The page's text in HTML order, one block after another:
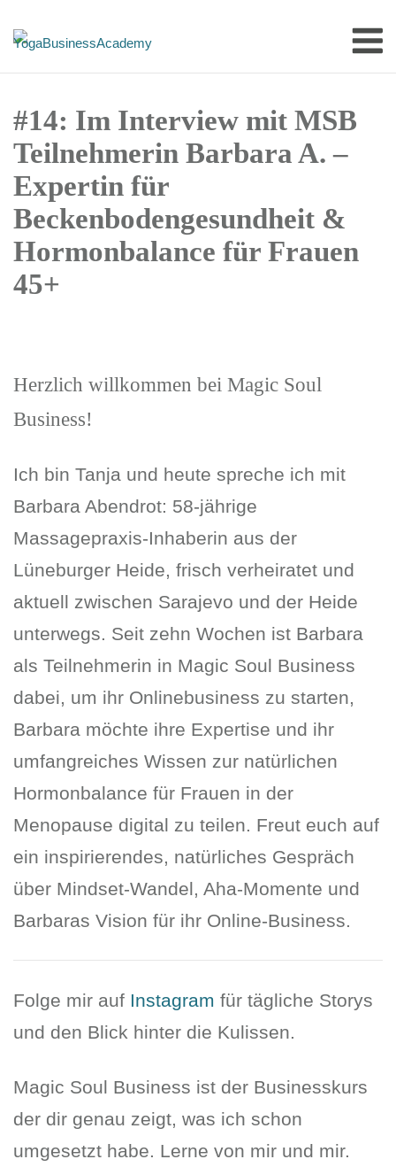
content
#14: Im Interview mit MSB
Teilnehmerin Barbara A. –
Expertin für
Beckenbodengesundheit &
Hormonbalance für Frauen
45+
Herzlich willkommen bei Magic Soul
Business!
Ich bin Tanja und heute spreche ich mit
Barbara Abendrot: 58-jährige
Massagepraxis-Inhaberin aus der
Lüneburger Heide, frisch verheiratet und
aktuell zwischen Sarajevo und der Heide
unterwegs. Seit zehn Wochen ist Barbara
als Teilnehmerin in Magic Soul Business
dabei, um ihr Onlinebusiness zu starten,
Barbara möchte ihre Expertise und ihr
umfangreiches Wissen zur natürlichen
Hormonbalance für Frauen in der
Menopause digital zu teilen. Freut euch auf
ein inspirierendes, natürliches Gespräch
über Mindset-Wandel, Aha-Momente und
Barbaras Vision für ihr Online-Business.
Folge mir auf Instagram für tägliche Storys
und den Blick hinter die Kulissen.
Magic Soul Business ist der Businesskurs
der dir genau zeigt, was ich schon
umgesetzt habe. Lerne von mir und mir.